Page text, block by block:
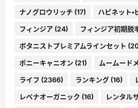
ナノグロウリッチ (17) ハピネット
フィンジア (24) フィンジア初期脱
ボタニストプレミアムラインセット
ポニーキャニオン (21) ムームード
ライフ (2366) ランキング (16)
レベナオーガニック (16) レンタル